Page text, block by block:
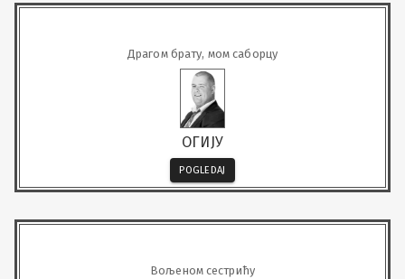
Драгом брату, мом саборцу
ОГИЈУ
POGLEDAJ
Вољеном сестрићу